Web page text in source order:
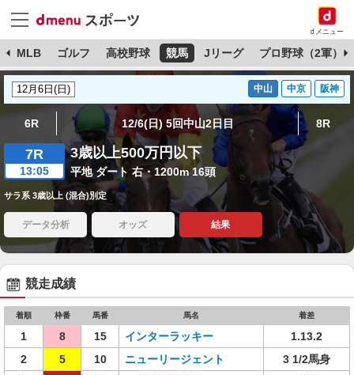
dメニュー
MLB ゴルフ 高校野球 競馬 Jリーグ プロ野球（2軍）
中山 中京 阪神
6R 12/6(日) 5回中山2日目 8R
7R
13:05
3歳以上500万円以下
平地 ダート 右・1200m 16頭
サラ系 3歳以上 (混合)別定
データ分析 オッズ 結果
競走成績
着順 枠番 馬番 馬名 着差
1 8 15 インターラッキー
1.13.2
2
5 10 ニューリージェント
3 1/2馬身